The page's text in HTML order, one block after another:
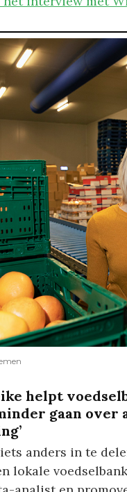
helpt
gaan over
anders in te
lokale